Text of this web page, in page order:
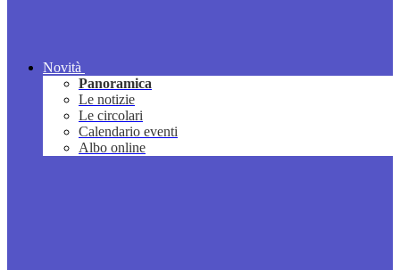
Novità
Panoramica
Le notizie
Le circolari
Calendario eventi
Albo online